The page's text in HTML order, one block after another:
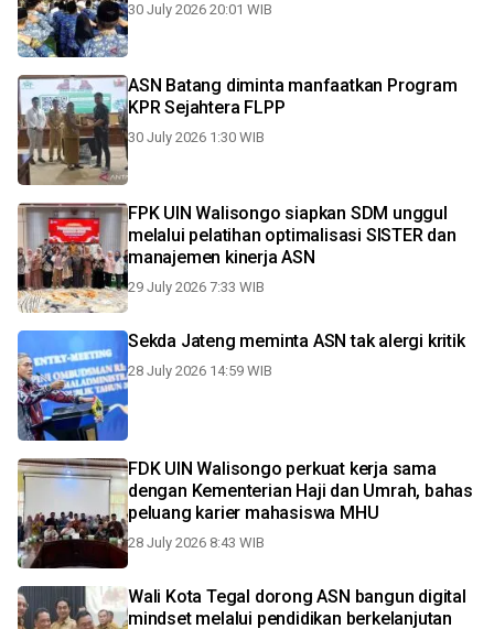
30 July 2026 20:01 WIB
ASN Batang diminta manfaatkan Program
KPR Sejahtera FLPP
30 July 2026 1:30 WIB
FPK UIN Walisongo siapkan SDM unggul
melalui pelatihan optimalisasi SISTER dan
manajemen kinerja ASN
29 July 2026 7:33 WIB
Sekda Jateng meminta ASN tak alergi kritik
28 July 2026 14:59 WIB
FDK UIN Walisongo perkuat kerja sama
dengan Kementerian Haji dan Umrah, bahas
peluang karier mahasiswa MHU
28 July 2026 8:43 WIB
Wali Kota Tegal dorong ASN bangun digital
mindset melalui pendidikan berkelanjutan